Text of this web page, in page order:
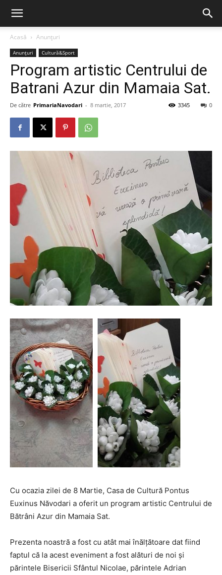
Acasă Anunțuri
Anunțuri Cultură&Sport
Program artistic Centrului de
Batrani Azur din Mamaia Sat.
De către PrimariaNavodari - 8 martie, 2017 0
3345
Cu ocazia zilei de 8 Martie, Casa de Cultură Pontus
Euxinus Năvodari a oferit un program artistic Centrului de
Bătrâni Azur din Mamaia Sat.
Prezenta noastră a fost cu atât mai înălțătoare dat fiind
faptul că la acest eveniment a fost alături de noi și
părintele Bisericii Sfântul Nicolae, părintele Adrian